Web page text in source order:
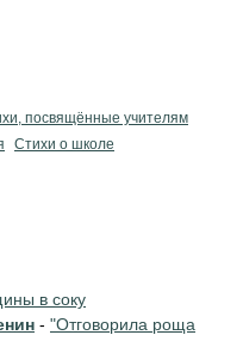
посвящённые учителям
Стихи о школе
в соку
- "Отговорила роща